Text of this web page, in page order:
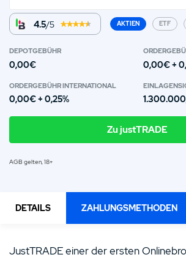
Libertex Erfahrungen
ActivTrades Erfahrungen
AKTIEN ETF
4.5/5
DEPOTGEBÜHR
0,00€ 0,00€ +
ORDER­GEBÜHR INTER­NATIONAL
0,00€ + 0,25%
Zu justTRADE
AGB gelten, 18+
DETAILS ZAHLUNGSMETHODEN
JustTRADE einer der ersten